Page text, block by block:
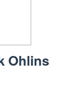
Ohlins